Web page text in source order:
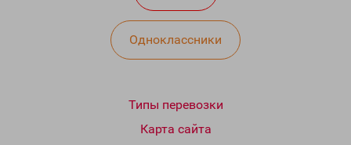
Одноклассники
Типы перевозки
Карта сайта